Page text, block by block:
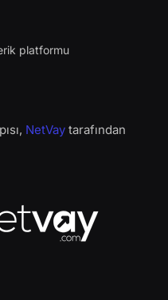
platformu
NetVay tarafından